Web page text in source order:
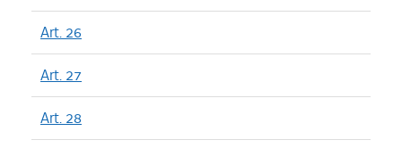
Art. 26
Art. 27
Art. 28